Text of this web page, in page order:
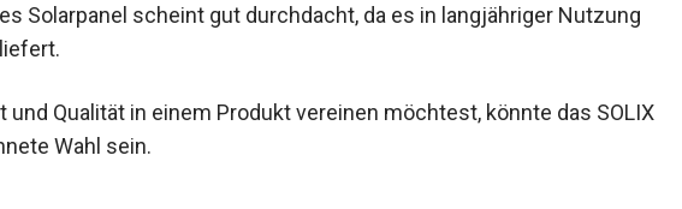
Solarpanel scheint gut durchdacht, da es in langjähriger Nutzung
und Qualität in einem Produkt vereinen möchtest, könnte das SOLIX
Wahl sein.